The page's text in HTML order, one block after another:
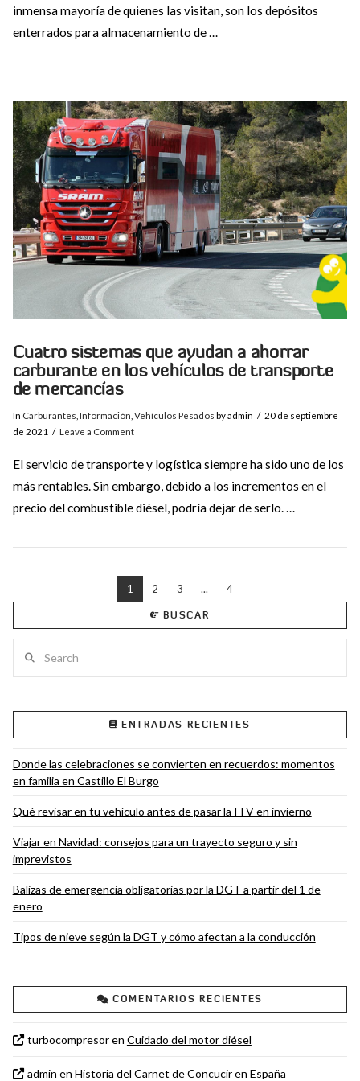
VIEW POST
inmensa mayoría de quienes las visitan, son los depósitos
enterrados para almacenamiento de …
Cuatro sistemas que ayudan a ahorrar
carburante en los vehículos de transporte
de mercancías
In Carburantes Información Vehículos Pesados by admin
20 de septiembre
de 2021
Leave a Comment
El servicio de transporte y logística siempre ha sido uno de los
más rentables. Sin embargo, debido a los incrementos en el
precio del combustible diésel, podría dejar de serlo. …
1 2 3 ... 4
BUSCAR
ENTRADAS RECIENTES
Donde las celebraciones se convierten en recuerdos: momentos
en familia en Castillo El Burgo
Qué revisar en tu vehículo antes de pasar la ITV en invierno
Viajar en Navidad: consejos para un trayecto seguro y sin
imprevistos
Balizas de emergencia obligatorias por la DGT a partir del 1 de
enero
Tipos de nieve según la DGT y cómo afectan a la conducción
COMENTARIOS RECIENTES
turbocompresoren Cuidado del motor diésel
admin en Historia del Carnet de Concucir en España